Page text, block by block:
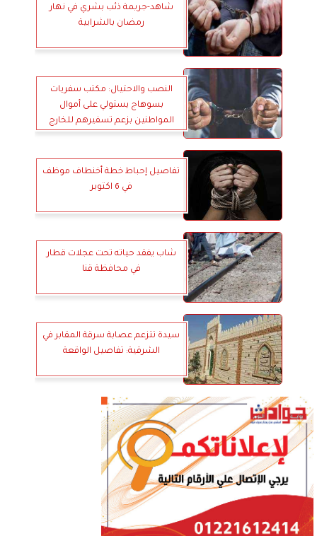
شاهد-جريمة ذئب بشري في نهار
رمضان بالشرابية
النصب والاحتيال: مكتب سفريات
بسوهاج يستولي على أموال
المواطنين بزعم تسفيرهم للخارج
تفاصيل إحباط خطة أخنطاف موظف
في 6 اكتوبر
شاب يفقد حياته تحت عجلات قطار
في محافظة قنا
سيدة تتزعم عصابة سرقة المقابر في
الشرقية: تفاصيل الواقعة